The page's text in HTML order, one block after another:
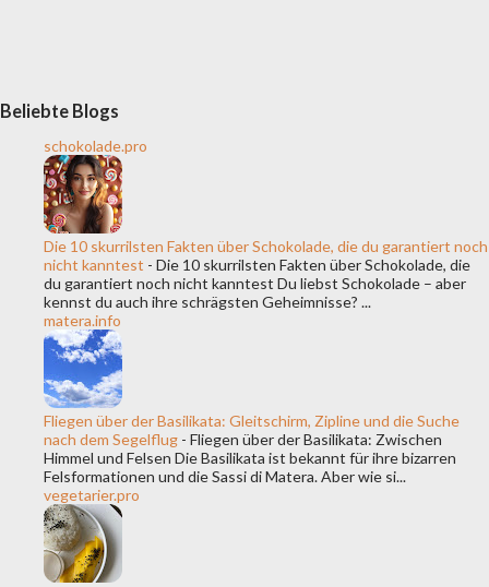
Europas, wächst die Bedeutung spanischer Weine seit Jahren.
prägen diesen Markt? 1. Status quo: Spanien auf dem
deutschen Weinmarkt Spanische Weine haben sich in den
vergangenen zwei Jahrzehnten fest im deutschen Einzelhandel
und der Gastronomie etabliert. Laut Daten des Deutschen
Weininstituts (DWI) rangiert Spanien regelmäßig unter den
Top-3-Weinimportl...
Beliebte Blogs
schokolade.pro
Die 10 skurrilsten Fakten über Schokolade, die du garantiert noch
nicht kanntest - Die 10 skurrilsten Fakten über Schokolade, die
du garantiert noch nicht kanntest Du liebst Schokolade – aber
kennst du auch ihre schrägsten Geheimnisse? ...
matera.info
Fliegen über der Basilikata: Gleitschirm, Zipline und die Suche
nach dem Segelflug - Fliegen über der Basilikata: Zwischen
Himmel und Felsen Die Basilikata ist bekannt für ihre bizarren
Felsformationen und die Sassi di Matera. Aber wie si...
vegetarier.pro